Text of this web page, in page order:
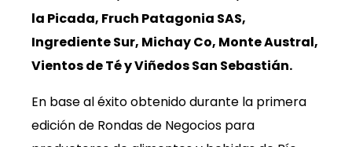
la Picada, Fruch Patagonia SAS,
Ingrediente Sur, Michay Co, Monte Austral,
Vientos de Té y Viñedos San Sebastián.
En base al éxito obtenido durante la primera
edición de Rondas de Negocios para